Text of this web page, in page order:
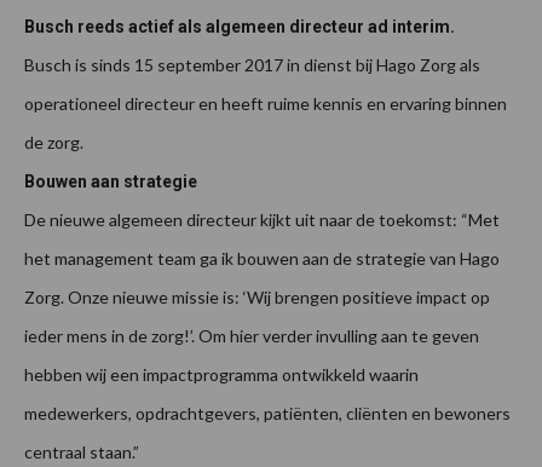
Busch reeds actief als algemeen directeur ad interim.
Busch is sinds 15 september 2017 in dienst bij Hago Zorg als
operationeel directeur en heeft ruime kennis en ervaring binnen
de zorg.
Bouwen aan strategie
De nieuwe algemeen directeur kijkt uit naar de toekomst: “Met
het management team ga ik bouwen aan de strategie van Hago
Zorg. Onze nieuwe missie is: ‘Wij brengen positieve impact op
ieder mens in de zorg!’. Om hier verder invulling aan te geven
hebben wij een impactprogramma ontwikkeld waarin
medewerkers, opdrachtgevers, patiënten, cliënten en bewoners
centraal staan.”